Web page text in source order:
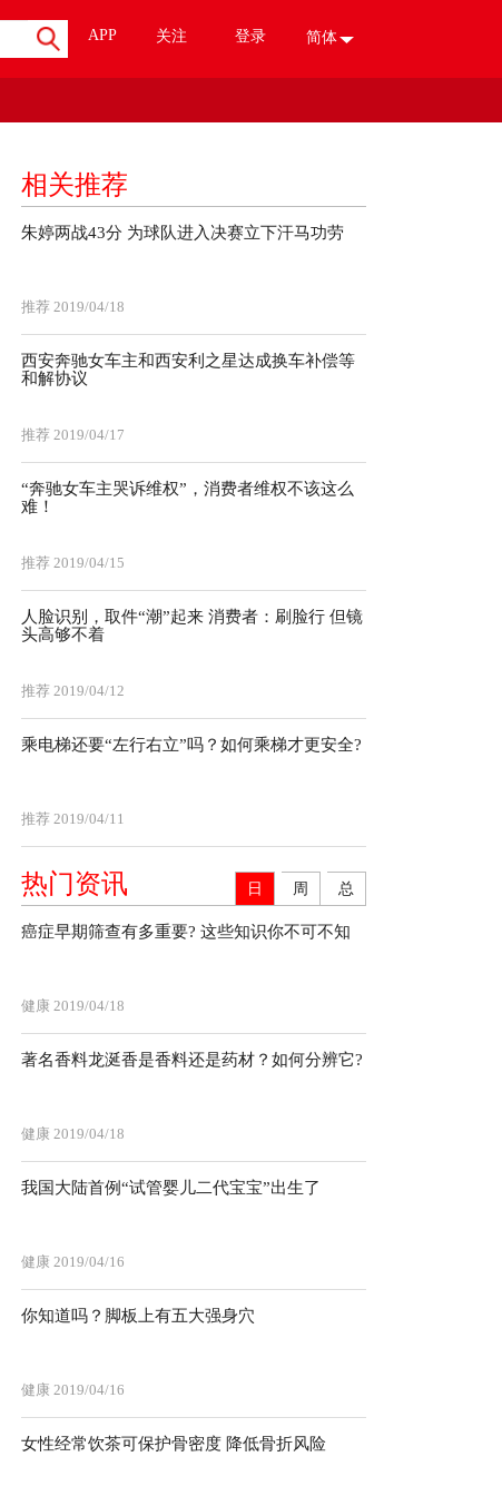
APP 关注 登录 简体
相关推荐
朱婷两战43分 为球队进入决赛立下汗马功劳
推荐 2019/04/18
西安奔驰女车主和西安利之星达成换车补偿等
和解协议
推荐 2019/04/17
“奔驰女车主哭诉维权”，消费者维权不该这么
难！
推荐 2019/04/15
人脸识别，取件“潮”起来 消费者：刷脸行 但镜
头高够不着
推荐 2019/04/12
乘电梯还要“左行右立”吗？如何乘梯才更安全?
推荐 2019/04/11
热门资讯 日 周 总
癌症早期筛查有多重要? 这些知识你不可不知
健康 2019/04/18
著名香料龙涎香是香料还是药材？如何分辨它?
健康 2019/04/18
我国大陆首例“试管婴儿二代宝宝”出生了
健康 2019/04/16
你知道吗？脚板上有五大强身穴
健康 2019/04/16
女性经常饮茶可保护骨密度 降低骨折风险